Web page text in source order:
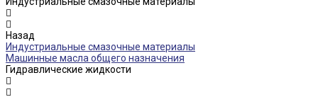
Назад
Индустриальные смазочные материалы
Машинные масла общего назначения
Гидравлические жидкости